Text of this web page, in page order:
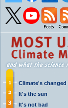
Climate's changed
It's the sun
It's not bad